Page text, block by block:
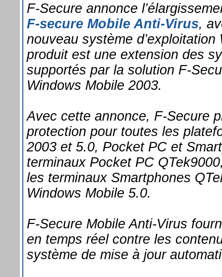
F-Secure annonce
F-secure Mobile Anti-Virus,
nouveau système
produit est une extension des
supportés par la solution F-
Windows Mobile 2003.
Avec cette annonce, F-Secure
protection pour toutes les
2003 et 5.0, Pocket PC et
terminaux Pocket PC
les terminaux Smartphones
Windows Mobile 5.0.
F-Secure Mobile Anti-Virus
en temps réel contre les
système de mise à jour